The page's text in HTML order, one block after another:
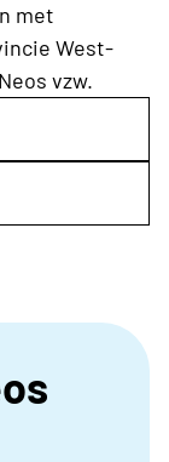
met
West-
vzw.